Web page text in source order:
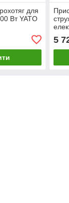
для
Вт YATO
5